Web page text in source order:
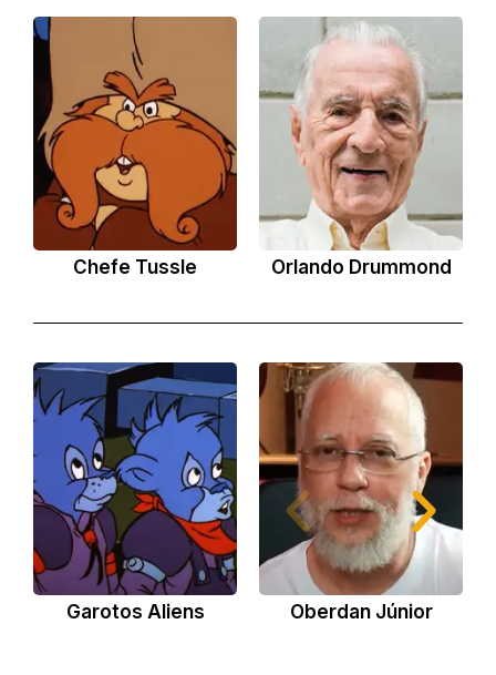
Chefe Tussle Orlando Drummond
Garotos Aliens Oberdan Júnior